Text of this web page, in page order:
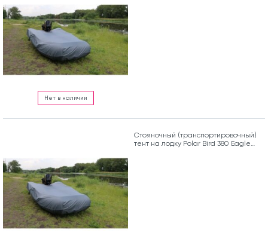
Нет в наличии
Стояночный (транспортировочный)
тент на лодку Polar Bird 380 Eagle